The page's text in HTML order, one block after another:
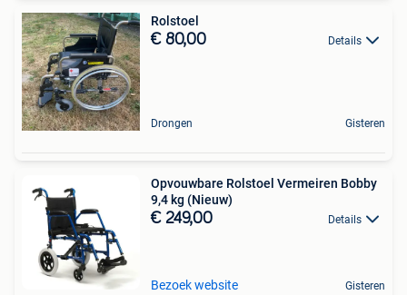
Rolstoel
€ 80,00 Details
Drongen Gisteren
Opvouwbare Rolstoel Vermeiren Bobby
9,4 kg (Nieuw)
€ 249,00 Details
Bezoek website Gisteren